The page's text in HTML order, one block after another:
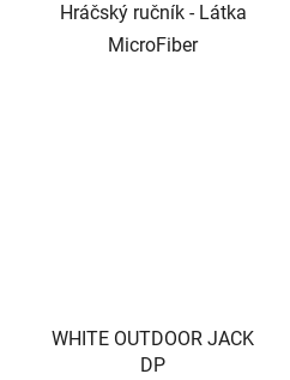
Hráčský ručník - Látka
MicroFiber
WHITE OUTDOOR JACK
DP